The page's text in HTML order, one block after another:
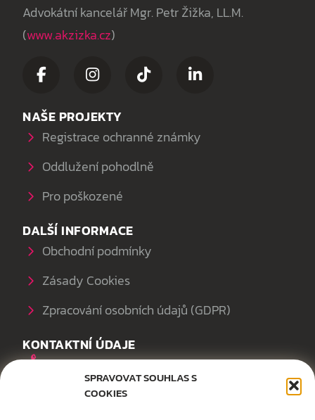
SPRAVOVAT SOUHLAS S
COOKIES
Advokátní kancelář Mgr. Petr Žižka, LL.M.
(www.akzizka.cz)
NAŠE PROJEKTY
Registrace ochranné známky
Oddlužení pohodlně
Pro poškozené
DALŠÍ INFORMACE
Obchodní podmínky
Zásady Cookies
Zpracování osobních údajů (GDPR)
KONTAKTNÍ ÚDAJE
+420 604 289 144
office@akzizka.cz